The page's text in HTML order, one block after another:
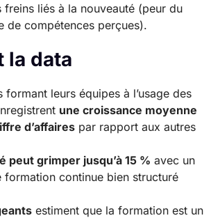
freins liés à la nouveauté (peur du
de compétences perçues).
la data
formant leurs équipes à l’usage des
une croissance moyenne
d’affaires par rapport aux autres
peut grimper jusqu’à 15 % avec un
formation continue bien structuré
estiment que la formation est un